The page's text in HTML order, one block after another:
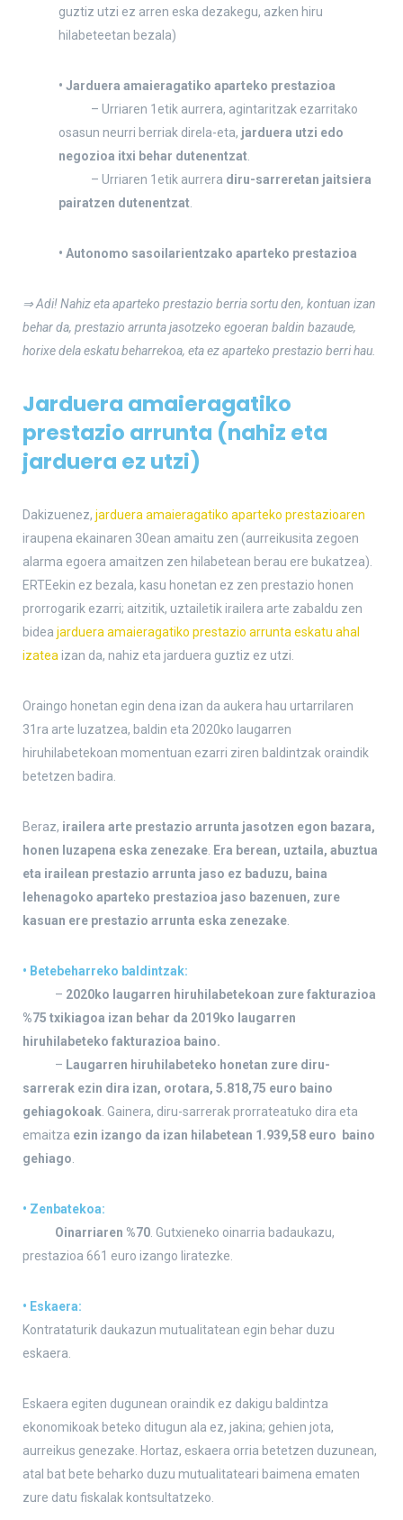
guztiz utzi ez arren eska dezakegu, azken hiru
hilabeteetan bezala)
• Jarduera amaieragatiko aparteko prestazioa
– Urriaren 1etik aurrera, agintaritzak ezarritako
osasun neurri berriak direla-eta, jarduera utzi edo
negozioa itxi behar dutenentzat
– Urriaren 1etik aurrera diru-sarreretan jaitsiera
pairatzen dutenentzat
• Autonomo sasoilarientzako aparteko prestazioa
⇒ Adi! Nahiz eta aparteko prestazio berria sortu den, kontuan izan
behar da, prestazio arrunta jasotzeko egoeran baldin bazaude,
horixe dela eskatu beharrekoa, eta ez aparteko prestazio berri hau.
Jarduera amaieragatiko
prestazio arrunta (nahiz eta
jarduera ez utzi)
Dakizuenez, jarduera amaieragatiko aparteko prestazioaren
iraupena ekainaren 30ean amaitu zen (aurreikusita zegoen
alarma egoera amaitzen zen hilabetean berau ere bukatzea).
ERTEekin ez bezala, kasu honetan ez zen prestazio honen
prorrogarik ezarri; aitzitik, uztailetik irailera arte zabaldu zen
bidea jarduera amaieragatiko prestazio arrunta eskatu ahal
izatea izan da, nahiz eta jarduera guztiz ez utzi.
Oraingo honetan egin dena izan da aukera hau urtarrilaren
31ra arte luzatzea, baldin eta 2020ko laugarren
hiruhilabetekoan momentuan ezarri ziren baldintzak oraindik
betetzen badira.
Beraz, irailera arte prestazio arrunta jasotzen egon bazara,
honen luzapena eska zenezake Era berean, uztaila, abuztua
eta irailean prestazio arrunta jaso ez baduzu, baina
lehenagoko aparteko prestazioa jaso bazenuen, zure
kasuan ere prestazio arrunta eska zenezake
• Betebeharreko baldintzak:
– 2020ko laugarren hiruhilabetekoan zure fakturazioa
%75 txikiagoa izan behar da 2019ko laugarren
hiruhilabeteko fakturazioa baino.
– Laugarren hiruhilabeteko honetan zure diru-
sarrerak ezin dira izan, orotara, 5.818,75 euro baino
gehiagokoak . Gainera, diru-sarrerak prorrateatuko dira eta
emaitza ezin izango da izan hilabetean 1.939,58 euro baino
gehiago
• Zenbatekoa:
Oinarriaren %70 . Gutxieneko oinarria badaukazu,
prestazioa 661 euro izango liratezke.
• Eskaera:
Kontrataturik daukazun mutualitatean egin behar duzu
eskaera.
Eskaera egiten dugunean oraindik ez dakigu baldintza
ekonomikoak beteko ditugun ala ez, jakina; gehien jota,
aurreikus genezake. Hortaz, eskaera orria betetzen duzunean,
atal bat bete beharko duzu mutualitateari baimena ematen
zure datu fiskalak kontsultatzeko.